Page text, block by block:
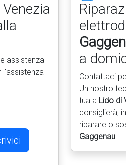
assistenza
l'assistenza
a
Contattaci
Un nostro
tua a Lido di
consiglierà,
riparare o
Gaggenau .